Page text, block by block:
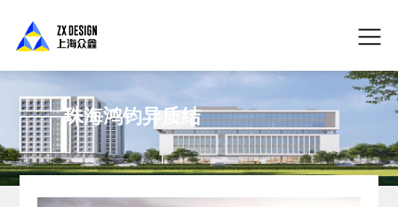
珠海鸿钧异质结